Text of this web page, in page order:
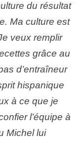
du résultat
Ma culture est
veux remplir
grâce au
d’entraîneur
hispanique
à ce que je
l’équipe à
Michel lui